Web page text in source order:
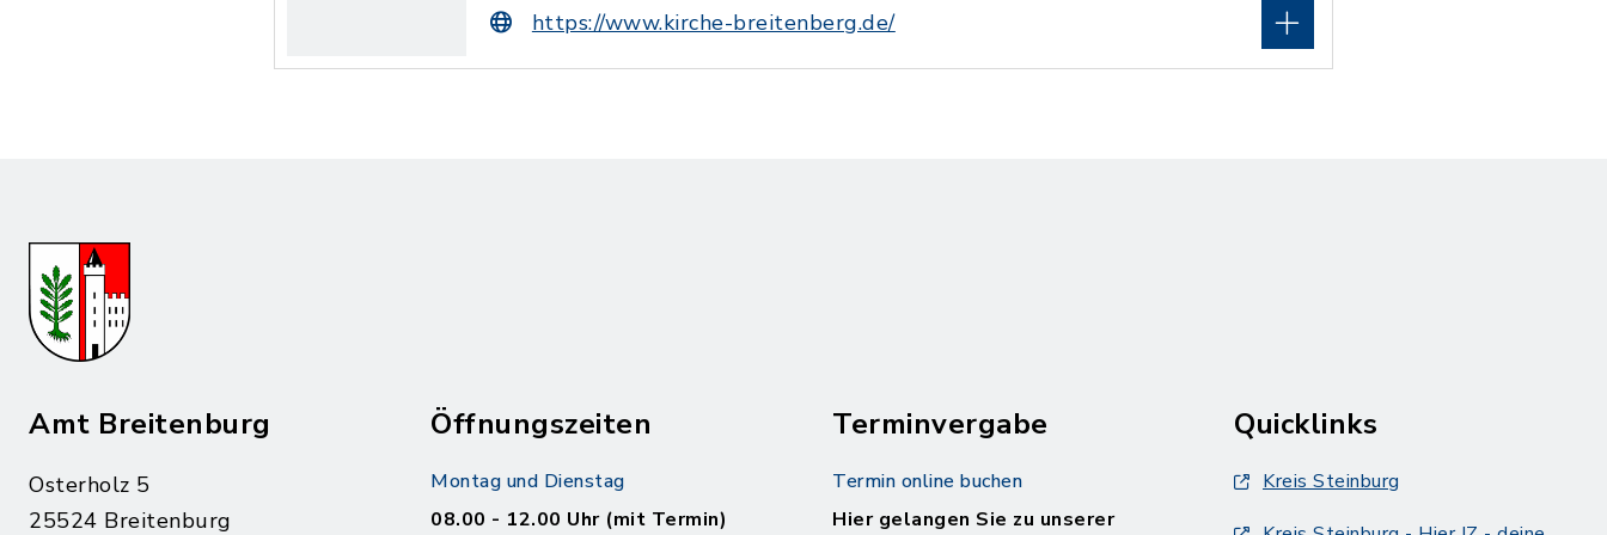
https://www.kirche-breitenberg.de/
Amt Breitenburg
Osterholz 5
25524 Breitenburg
Öffnungszeiten
Montag und Dienstag
08.00 - 12.00 Uhr (mit Termin)
Terminvergabe
Termin online buchen
Hier gelangen Sie zu unserer
Quicklinks
Kreis Steinburg